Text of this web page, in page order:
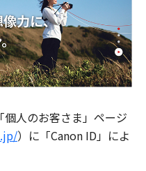
人のお客さま」ページ
）に「Canon ID」によ